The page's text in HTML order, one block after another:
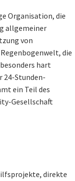
Organisation, die
allgemeiner
von
die
hart
24-Stunden-
ein Teil des
Gesellschaft
direkte